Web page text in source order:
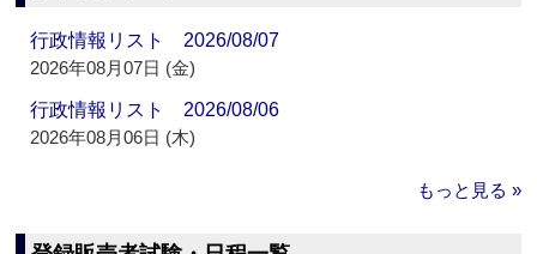
行政情報リスト 2026/08/07
2026年08月07日 (金)
行政情報リスト 2026/08/06
2026年08月06日 (木)
もっと見る »